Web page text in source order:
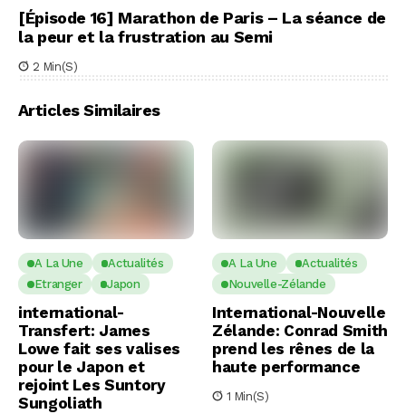
[Épisode 16] Marathon de Paris – La séance de
la peur et la frustration au Semi
2 Min(s)
Articles Similaires
A La Une
Actualités
Etranger
Japon
international-
Transfert: James
Lowe fait ses valises
pour le Japon et
rejoint Les Suntory
Sungoliath
A La Une
Actualités
Nouvelle-Zélande
International-Nouvelle
Zélande: Conrad Smith
prend les rênes de la
haute performance
1 Min(s)